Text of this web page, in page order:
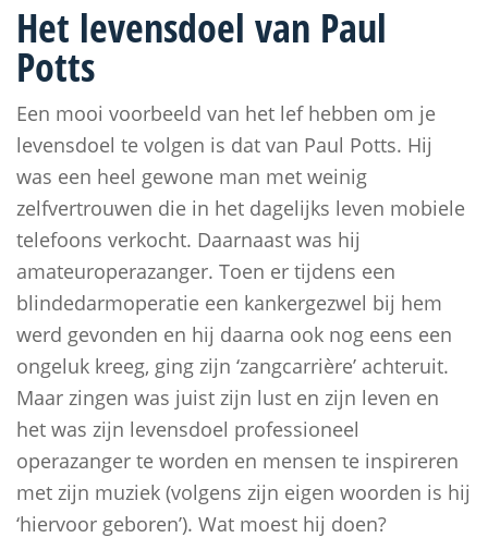
Het levensdoel van Paul
Potts
Een mooi voorbeeld van het lef hebben om je
levensdoel te volgen is dat van Paul Potts. Hij
was een heel gewone man met weinig
zelfvertrouwen die in het dagelijks leven mobiele
telefoons verkocht. Daarnaast was hij
amateuroperazanger. Toen er tijdens een
blindedarmoperatie een kankergezwel bij hem
werd gevonden en hij daarna ook nog eens een
ongeluk kreeg, ging zijn ‘zangcarrière’ achteruit.
Maar zingen was juist zijn lust en zijn leven en
het was zijn levensdoel professioneel
operazanger te worden en mensen te inspireren
met zijn muziek (volgens zijn eigen woorden is hij
‘hiervoor geboren’). Wat moest hij doen?